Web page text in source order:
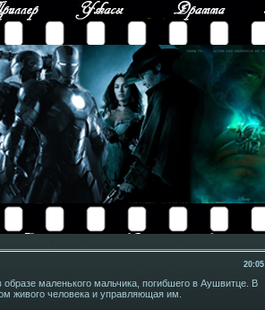
20:05
маленького мальчика, погибшего в Аушвитце. В
живого человека и управляющая им.